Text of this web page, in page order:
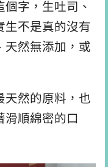
字，生吐司、
生不是真的沒有
天然無添加，或
天然的原料，也
滑順綿密的口